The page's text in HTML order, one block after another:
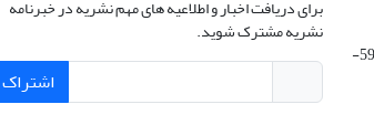
خیابان انقلاب- خیابان قدس- ابتدای خ طالقانی- پلاک 594-
برای دریافت اخبار و اطلاعیه های مهم نشریه در خبرنامه
نشریه مشترک شوید.
اشتراک